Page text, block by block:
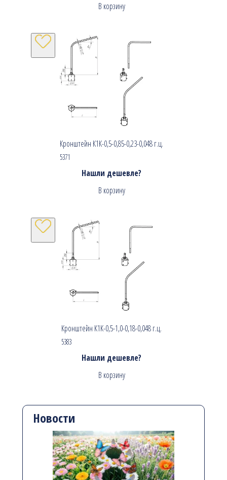
В корзину
Кронштейн К1К-0,5-0,85-0,23-0,048 г.ц.
5371
Нашли дешевле?
В корзину
Кронштейн К1К-0,5-1,0-0,18-0,048 г.ц.
5383
Нашли дешевле?
В корзину
Новости